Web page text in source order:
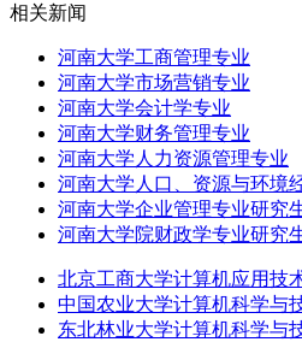
相关新闻
河南大学工商管理专业
河南大学市场营销专业
河南大学会计学专业
河南大学财务管理专业
河南大学人力资源管理专业
河南大学人口、资源与环境
河南大学企业管理专业研究
河南大学院财政学专业研究
北京工商大学计算机应用技
中国农业大学计算机科学与
东北林业大学计算机科学与